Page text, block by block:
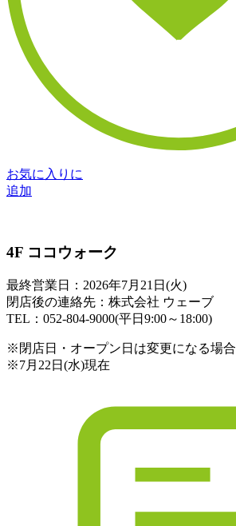
お気に入りに
追加
4F ココウォーク
最終営業日：2026年7月21日(火)
閉店後の連絡先：株式会社 ウェーブ
TEL：052-804-9000(平日9:00～18:00)
※閉店日・オープン日は変更になる場合
※7月22日(水)現在